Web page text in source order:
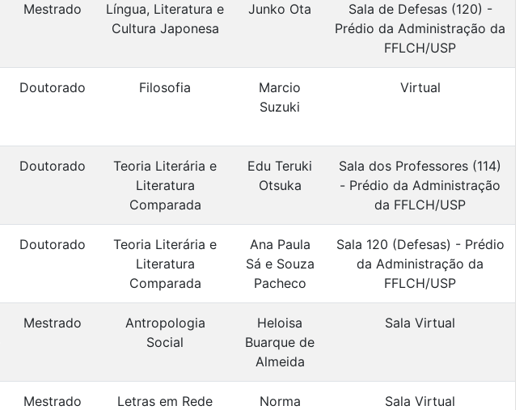
Mestrado
Língua, Literatura e
Cultura Japonesa
Junko Ota
Sala de Defesas (120) -
Prédio da Administração da
FFLCH/USP
Doutorado Filosofia
Marcio
Suzuki
Virtual
Doutorado
Teoria Literária e
Literatura
Comparada
Edu Teruki
Otsuka
Sala dos Professores (114)
- Prédio da Administração
da FFLCH/USP
Doutorado
Teoria Literária e
Literatura
Comparada
Ana Paula
Sá e Souza
Pacheco
Sala 120 (Defesas) - Prédio
da Administração da
FFLCH/USP
Mestrado
Antropologia
Social
Heloisa
Buarque de
Almeida
Sala Virtual
Mestrado
Letras em Rede
Norma
Sala Virtual